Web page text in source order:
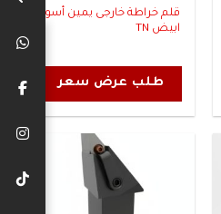
قلم خراطة خارجى يمين أسود \
ابيض TN
طلب عرض سعر